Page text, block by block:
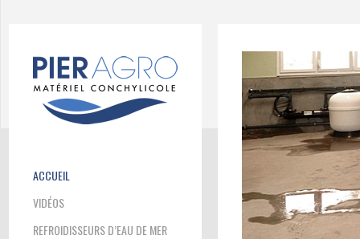
ACCUEIL
VIDÉOS
REFROIDISSEURS D’EAU DE MER